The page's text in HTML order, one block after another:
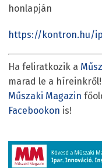
honlapján
https://kontron.hu/
Ha feliratkozik a
marad le a
Műszaki Magazin
Facebookon is!